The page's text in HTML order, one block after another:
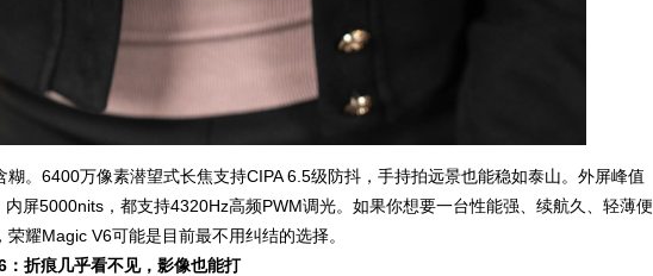
糊。6400万像素潜望式长焦支持CIPA 6.5级防抖，手持拍远景也能稳如泰山。外屏峰值
屏5000nits，都支持4320Hz高频PWM调光。如果你想要一台性能强、续航久、轻薄便
耀Magic V6可能是目前最不用纠结的选择。
折痕几乎看不见，影像也能打